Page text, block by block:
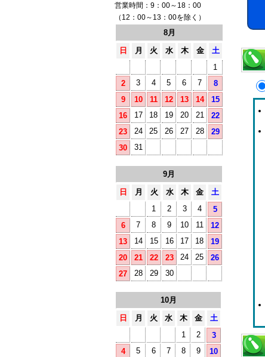
営業時間：9：00～18：00
（12：00～13：00を除く）
8月
日
月 火 水 木 金
土
1
2
3 4 5 6 7
8
9
10 11 12 13 14
15
16
17 18 19 20 21
22
23
24 25 26 27 28
29
30
31
9月
日
月 火 水 木 金
土
1
2 3 4
5
6
7 8 9 10 11
12
13
14 15 16 17 18
19
20
21 22 23 24 25
26
27
28 29 30
10月
日
月 火 水 木 金
土
1
2
3
4
5 6 7 8 9
10